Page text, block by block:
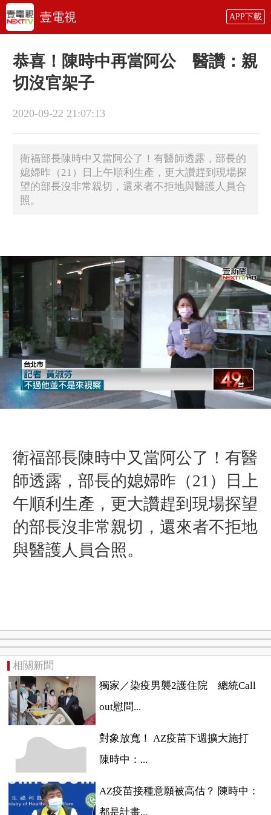
壹電視 APP下載
恭喜！陳時中再當阿公 醫讚：親
切沒官架子
2020-09-22 21:07:13
衛福部長陳時中又當阿公了！有醫師透露，部長的
媳婦昨（21）日上午順利生產，更大讚趕到現場探
望的部長沒非常親切，還來者不拒地與醫護人員合
照。
衛福部長陳時中又當阿公了！有醫
師透露，部長的媳婦昨（21）日上
午順利生產，更大讚趕到現場探望
的部長沒非常親切，還來者不拒地
與醫護人員合照。
相關新聞
獨家／染疫男襲2護住院 總統Call
out慰問...
對象放寬！ AZ疫苗下週擴大施打
陳時中：...
AZ疫苗接種意願被高估？ 陳時中：
都是計畫...